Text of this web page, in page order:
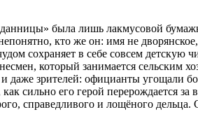
была лишь лакмусовой
кто же он: имя не
сохраняет в себе совсем
который занимается сельским
даже зрителей: официанты угощали
сильно его герой перерождается
справедливого и лощёного